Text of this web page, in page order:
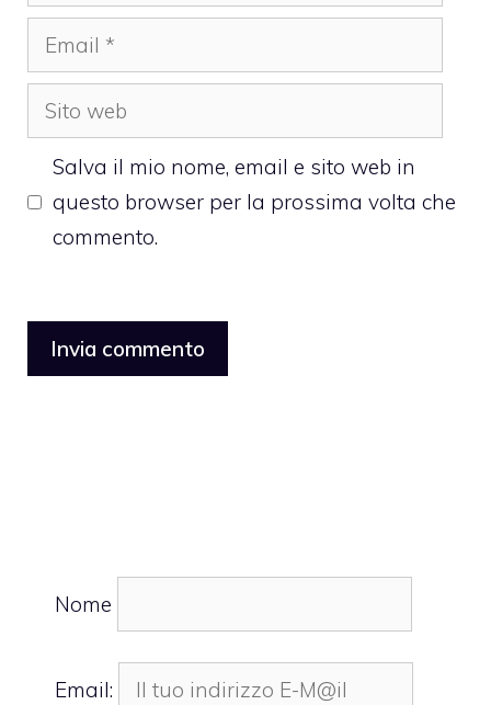
Email
Sito
web
Salva il mio nome, email e sito web in
questo browser per la prossima volta che
commento.
Nome
Email: